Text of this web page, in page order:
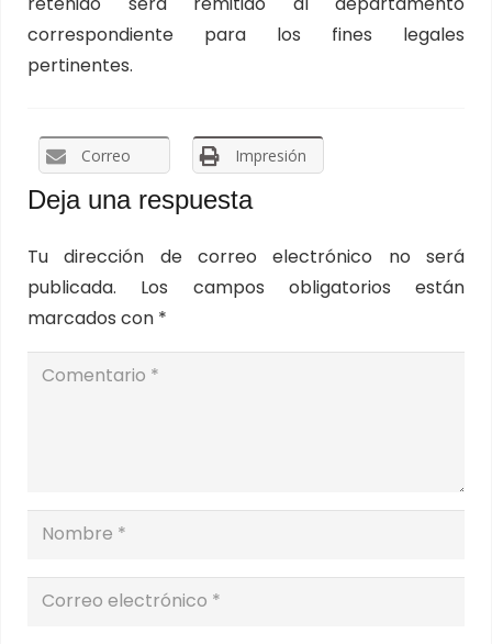
correspondiente para los fines legales
pertinentes.
Correo Impresión
Deja una respuesta
Tu dirección de correo electrónico no será
publicada.
Los campos obligatorios están
marcados con *